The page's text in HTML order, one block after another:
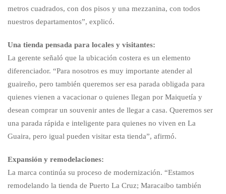
metros cuadrados, con dos pisos y una mezzanina, con todos
nuestros departamentos”, explicó.
Una tienda pensada para locales y visitantes:
La gerente señaló que la ubicación costera es un elemento
diferenciador. “Para nosotros es muy importante atender al
guaireño, pero también queremos ser esa parada obligada para
quienes vienen a vacacionar o quienes llegan por Maiquetía y
desean comprar un souvenir antes de llegar a casa. Queremos ser
una parada rápida e inteligente para quienes no viven en La
Guaira, pero igual pueden visitar esta tienda”, afirmó.
Expansión y remodelaciones:
La marca continúa su proceso de modernización. “Estamos
remodelando la tienda de Puerto La Cruz; Maracaibo también